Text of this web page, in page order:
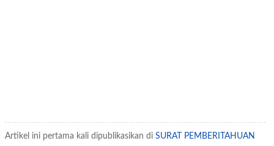
Artikel ini pertama kali dipublikasikan di SURAT PEMBERITAHUAN